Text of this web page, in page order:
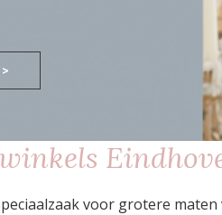
voor grotere